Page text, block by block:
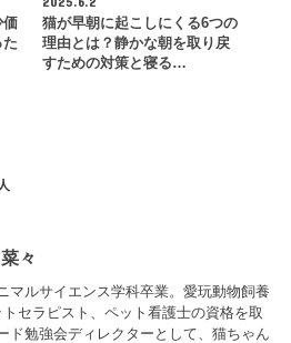
価
猫が早朝に起こしにくる6つの
理由とは？静かな朝を取り戻
すための対策と寝る…
々
マルサイエンス学科卒業。愛玩動物飼養
セラピスト、ペット看護士の資格を取
ド勉強会ディレクターとして、猫ちゃん